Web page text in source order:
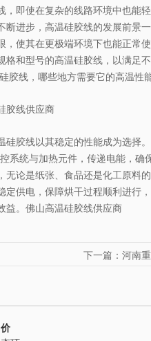
即使在复杂的线路环境中也能
进步，高温硅胶线的发展前景
使其在更极端环境下也能正常
和型号的高温硅胶线，以满足
胶线，哪些地方需要它的高温性
胶线供应商
胶线以其稳定的性能成为选择
统与加热元件，传递电能，确
论是纸张、食品还是化工原料
供电，保障烘干过程顺利进行
益。佛山高温硅胶线供应商
下一篇：河南